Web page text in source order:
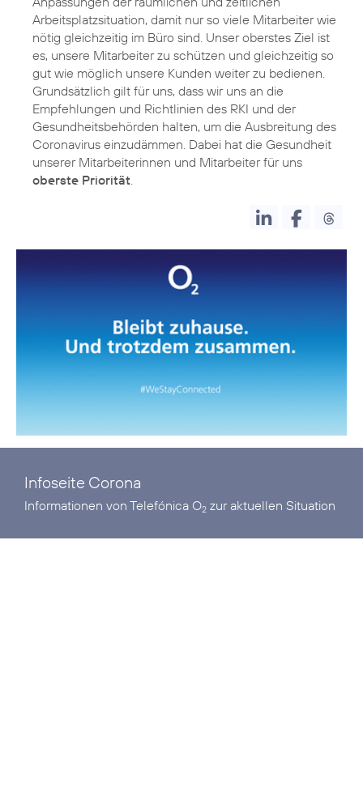
Arbeitsplatzsituation, damit nur so viele Mitarbeiter wie
nötig gleichzeitig im Büro sind. Unser oberstes Ziel ist
es, unsere Mitarbeiter zu schützen und gleichzeitig so
gut wie möglich unsere Kunden weiter zu bedienen.
Grundsätzlich gilt für uns, dass wir uns an die
Empfehlungen und Richtlinien des RKI und der
Gesundheitsbehörden halten, um die Ausbreitung des
Coronavirus einzudämmen. Dabei hat die Gesundheit
unserer Mitarbeiterinnen und Mitarbeiter für uns
oberste Priorität.
Infoseite Corona
Informationen von Telefónica O2 zur aktuellen Situation